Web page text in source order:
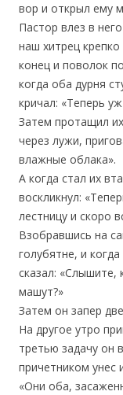
вор и открыл ему
Пастор влез в
наш хитрец крепко
конец и поволок
когда оба дурня
кричал: «Теперь
Затем протащил
через лужи,
влажные облака».
А когда стал их
воскликнул:
лестницу и скоро
Взобравшись на
голубятне, и
сказал: «Слышите,
машут?»
Затем он запер
На другое утро
третью задачу он
причетником унес
«Они оба,